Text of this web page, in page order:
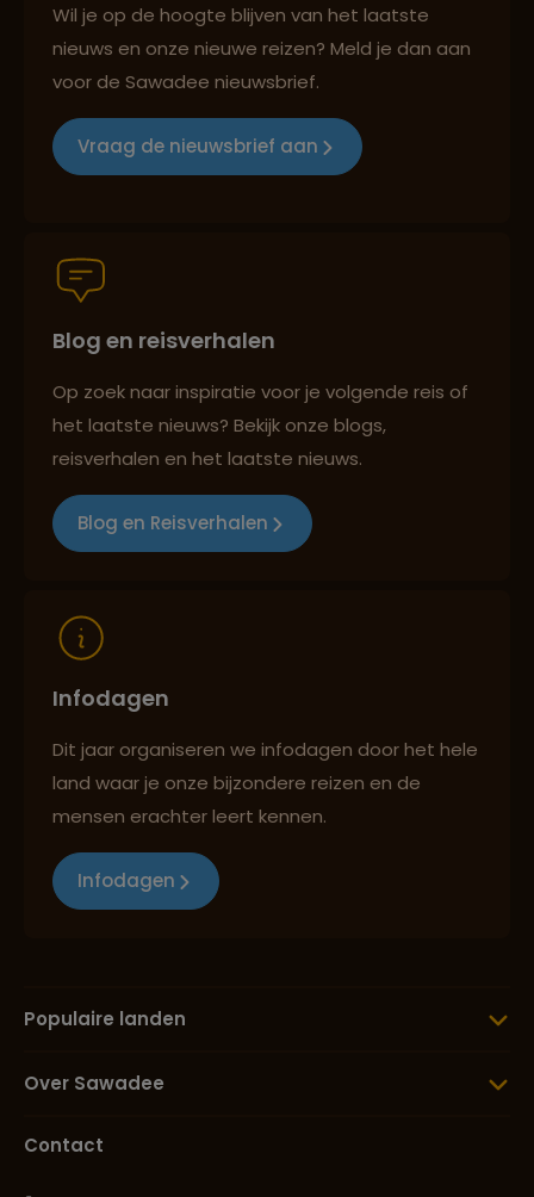
Groepsreizen mét indivuele vrijheid
Best beoordeelde reisroutes
Reizen met oog voor mens, cultuur en milieu
Wil je op de hoogte blijven van het laatste
nieuws en onze nieuwe reizen? Meld je dan aan
voor de Sawadee nieuwsbrief.
Vraag de nieuwsbrief aan
Blog en reisverhalen
Op zoek naar inspiratie voor je volgende reis of
het laatste nieuws? Bekijk onze blogs,
reisverhalen en het laatste nieuws.
Blog en Reisverhalen
Infodagen
Dit jaar organiseren we infodagen door het hele
land waar je onze bijzondere reizen en de
mensen erachter leert kennen.
Infodagen
Populaire landen
Over Sawadee
Contact